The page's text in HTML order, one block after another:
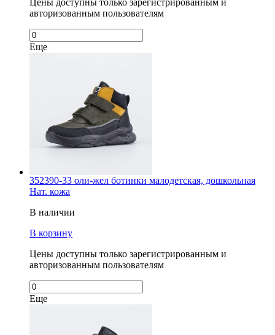
Цены доступны только зарегистрированным и
авторизованным пользователям
Еще
352390-33 оли-жел ботинки малодетская, дошкольная
Нат. кожа
В наличии
В корзину
Цены доступны только зарегистрированным и
авторизованным пользователям
Еще